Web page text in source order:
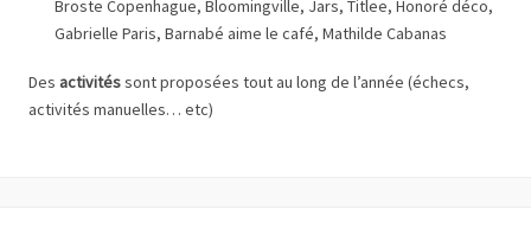
Broste Copenhague, Bloomingville, Jars, Titlee, Honoré déco,
Gabrielle Paris, Barnabé aime le café, Mathilde Cabanas
Des activitéssont proposées tout au long de l’année (échecs,
activités manuelles… etc)